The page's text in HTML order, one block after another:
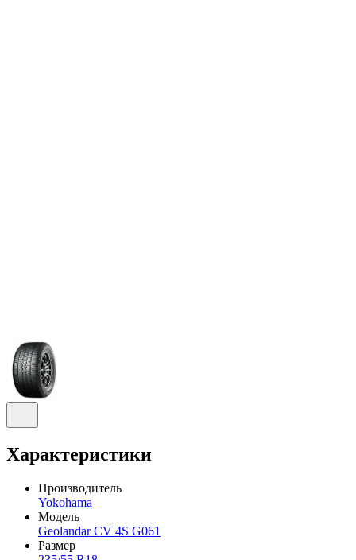
Характеристики
Производитель
Yokohama
Модель
Geolandar CV 4S G061
Размер